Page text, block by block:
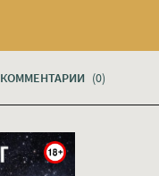
КОММЕНТАРИИ (0)